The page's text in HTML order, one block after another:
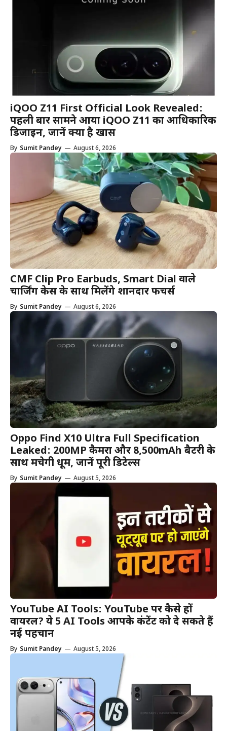
iQOO Z11 First Official Look Revealed:
पहली बार सामने आया iQOO Z11 का आधिकारिक
डिजाइन, जानें क्या है खास
By Sumit Pandey — August 6, 2026
CMF Clip Pro Earbuds, Smart Dial वाले
चार्जिंग केस के साथ मिलेंगे शानदार फीचर्स
By Sumit Pandey — August 6, 2026
Oppo Find X10 Ultra Full Specification
Leaked: 200MP कैमरा और 8,500mAh बैटरी के
साथ मचेगी धूम, जानें पूरी डिटेल्स
By Sumit Pandey — August 5, 2026
YouTube AI Tools: YouTube पर कैसे हों
वायरल? ये 5 AI Tools आपके कंटेंट को दे सकते हैं
नई पहचान
By Sumit Pandey — August 5, 2026